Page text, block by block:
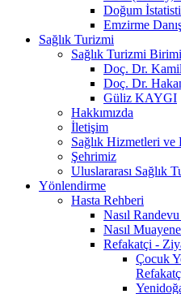
Doğum
Emzirme
Sağlık Turizmi
Sağlık Turizmi Birimi
Doç. Dr.
Doç. Dr.
Güliz KAYGI
Hakkımızda
İletişim
Sağlık Hizmetleri ve
Şehrimiz
Uluslararası Sağlık
Yönlendirme
Hasta Rehberi
Nasıl Randevu
Nasıl
Refakatçi -
Çocuk